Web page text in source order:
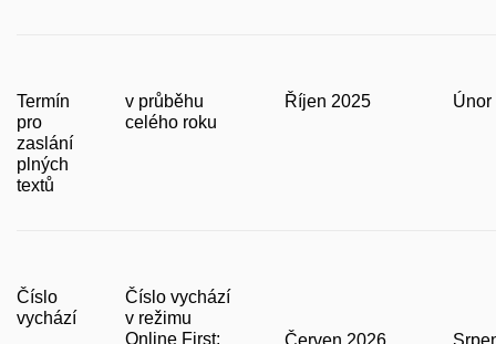
Termín
pro
zaslání
plných
textů
v průběhu
celého roku
Říjen 2025 Únor
Číslo
vychází
Číslo vychází
v režimu
Online First: